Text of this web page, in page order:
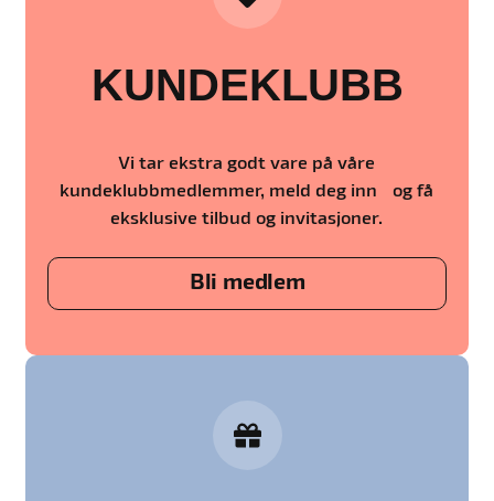
KUNDEKLUBB
Vi tar ekstra godt vare på våre
kundeklubbmedlemmer, meld deg inn og få
eksklusive tilbud og invitasjoner.
Bli medlem